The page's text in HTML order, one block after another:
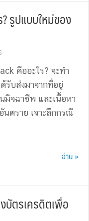
รูปแบบใหม่ของ
คืออะไร? จะทำ
รับส่งมาจากที่อยู่
มิจฉาชีพ และเนื้อหา
นตราย เจาะลึกกรณี
อ่าน »
บัตรเครดิตเพื่อ